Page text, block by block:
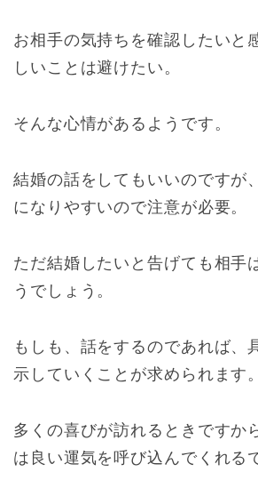
お相手の気持ちを確認したいと
しいことは避けたい。
そんな心情があるようです。
結婚の話をしてもいいのですが
になりやすいので注意が必要。
ただ結婚したいと告げても相手
うでしょう。
もしも、話をするのであれば、
示していくことが求められます。
多くの喜びが訪れるときですか
は良い運気を呼び込んでくれる